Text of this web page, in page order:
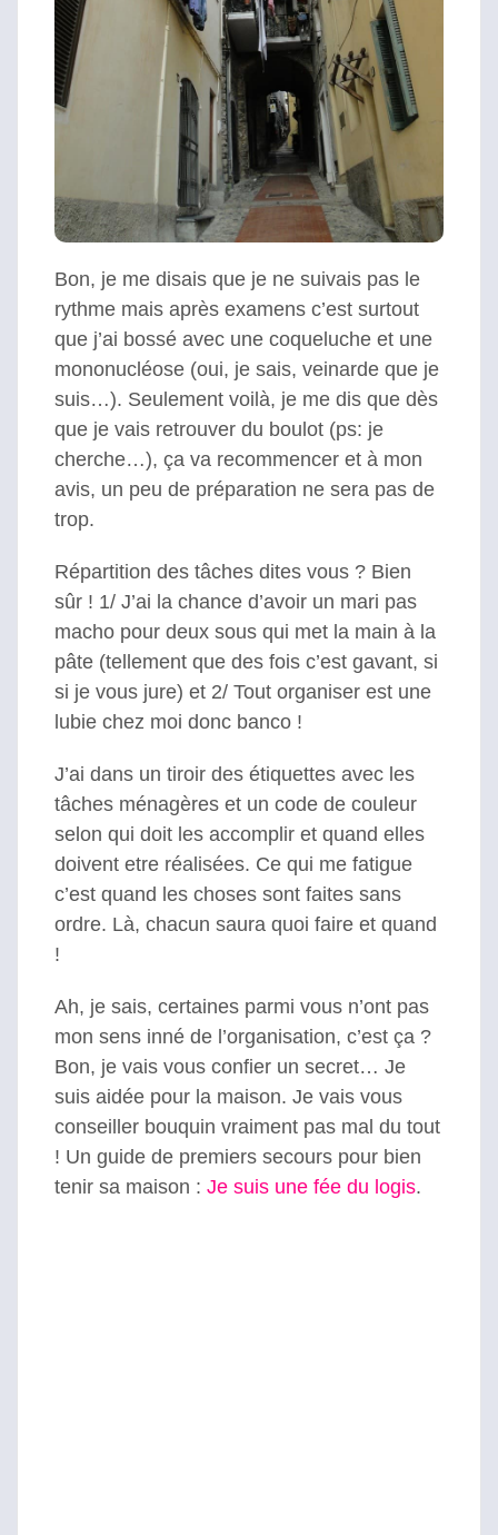
Bon, je me disais que je ne suivais pas le
rythme mais après examens c’est surtout
que j’ai bossé avec une coqueluche et une
mononucléose (oui, je sais, veinarde que je
suis…). Seulement voilà, je me dis que dès
que je vais retrouver du boulot (ps: je
cherche…), ça va recommencer et à mon
avis, un peu de préparation ne sera pas de
trop.
Répartition des tâches dites vous ? Bien
sûr ! 1/ J’ai la chance d’avoir un mari pas
macho pour deux sous qui met la main à la
pâte (tellement que des fois c’est gavant, si
si je vous jure) et 2/ Tout organiser est une
lubie chez moi donc banco !
J’ai dans un tiroir des étiquettes avec les
tâches ménagères et un code de couleur
selon qui doit les accomplir et quand elles
doivent etre réalisées. Ce qui me fatigue
c’est quand les choses sont faites sans
ordre. Là, chacun saura quoi faire et quand
!
Ah, je sais, certaines parmi vous n’ont pas
mon sens inné de l’organisation, c’est ça ?
Bon, je vais vous confier un secret… Je
suis aidée pour la maison. Je vais vous
conseiller bouquin vraiment pas mal du tout
! Un guide de premiers secours pour bien
tenir sa maison : Je suis une fée du logis.